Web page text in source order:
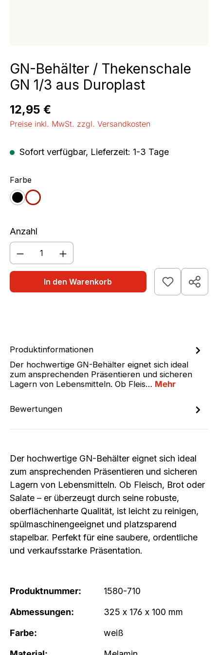
GN-Behälter / Thekenschale
GN 1/3 aus Duroplast
Regulärer Preis:
12,95 €
Preise inkl. MwSt. zzgl. Versandkosten
Sofort verfügbar, Lieferzeit: 1-3 Tage
Farbeauswählen
schwarz
weiß
Anzahl
Produkt Anzahl: Gib den
In den Warenkorb
Produktinformationen
Der hochwertige GN-Behälter eignet sich ideal
zum ansprechenden Präsentieren und sicheren
Lagern von Lebensmitteln. Ob Fleis… Mehr
Bewertungen
Der hochwertige GN-Behälter eignet sich ideal
zum ansprechenden Präsentieren und sicheren
Lagern von Lebensmitteln. Ob Fleisch, Brot oder
Salate – er überzeugt durch seine robuste,
oberflächenharte Qualität, ist leicht zu reinigen,
spülmaschinengeeignet und platzsparend
stapelbar. Perfekt für eine saubere, ordentliche
und verkaufsstarke Präsentation.
Produktnummer: 1580-710
Abmessungen: 325 x 176 x 100 mm
Farbe: weiß